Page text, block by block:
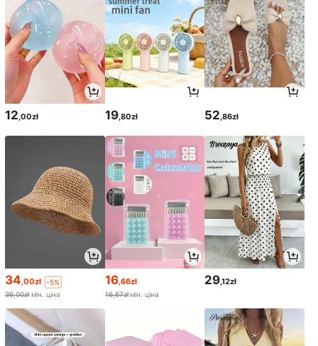
12,00zł 19,80zł 52,86zł
34,00zł
-5%
36,00zł мін. ціна
16,66zł
16,67złмін. ціна
29,12zł